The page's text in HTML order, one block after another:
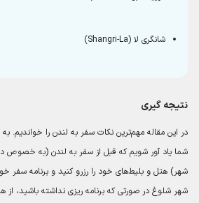
شانگری لا (Shangri-La)
نتیجه گیری
در این مقاله مهم‌ترین نکات سفر به لندن را خواندیم.
شما یاد آور شویم که قبل از سفر به لندن (به خصوص
شهر) هتل و بلیط‌های خود را رزرو کنید و برنامه سفر
شهر شلوغ در صورتی که برنامه ریزی نداشته باشید، از